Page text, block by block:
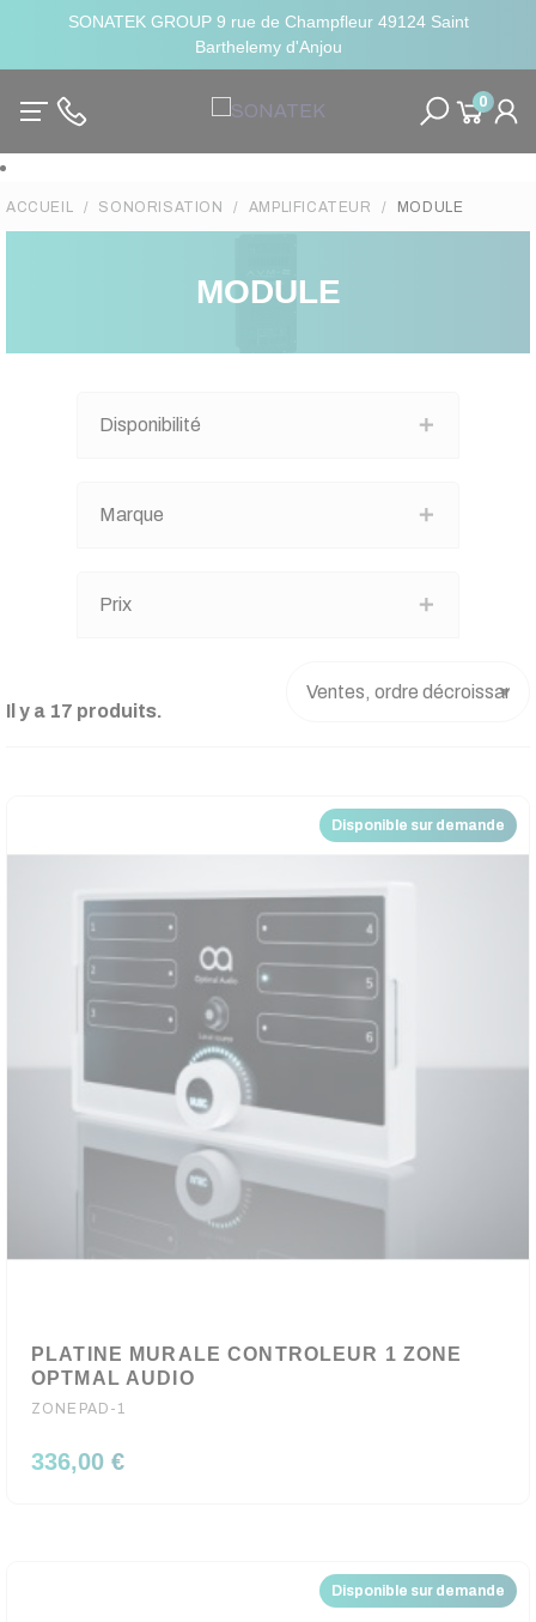
SONATEK GROUP 9 rue de Champfleur 49124 Saint
Barthelemy d'Anjou
0
ACCUEIL SONORISATION AMPLIFICATEUR MODULE
MODULE
Disponibilité
Marque
Prix
Il y a 17 produits.
Disponible sur demande
PLATINE MURALE CONTROLEUR 1 ZONE
OPTMAL AUDIO
ZONEPAD-1
336,00 €
Disponible sur demande